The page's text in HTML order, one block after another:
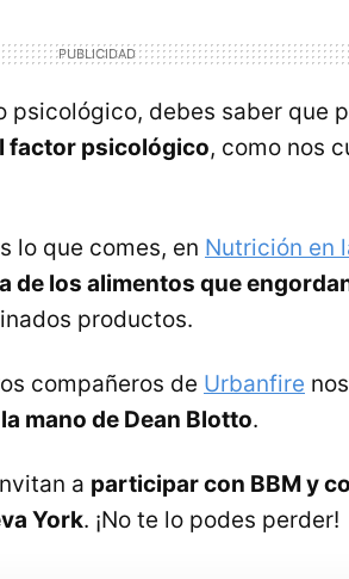
psicológico, debes saber que
factor psicológico, como nos
lo que comes, en Nutrición en
de los alimentos que
productos.
compañeros de Urbanfire
mano de Dean Blotto.
a participar con BBM y
York. ¡No te lo podes perder!